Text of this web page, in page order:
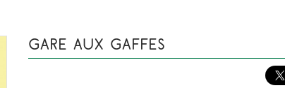
GARE AUX GAFFES